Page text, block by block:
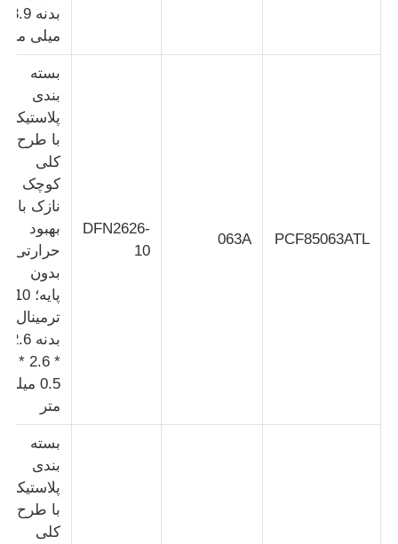
درباره ما
بدنه 3.9
میلی متر
PCF85063ATL
063A
DFN2626-
10
بسته
بندی
پلاستیکی
با طرح
کلی
کوچک و
نازک با
بهبود
حرارتی؛
بدون
پایه؛ 10
ترمینال؛
بدنه 2.6
* 2.6 *
0.5 میلی
متر
بسته
بندی
پلاستیکی
با طرح
کلی